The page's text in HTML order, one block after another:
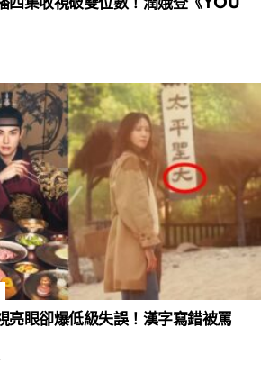
四集收視破雙位數！潤娥登《YOU
亮眼卻爆低級失誤！漢字寫錯被罵